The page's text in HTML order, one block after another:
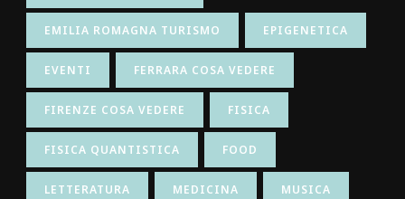
EMILIA ROMAGNA TURISMO EPIGENETICA
EVENTI FERRARA COSA VEDERE
FIRENZE COSA VEDERE FISICA
FISICA QUANTISTICA FOOD
LETTERATURA MEDICINA MUSICA